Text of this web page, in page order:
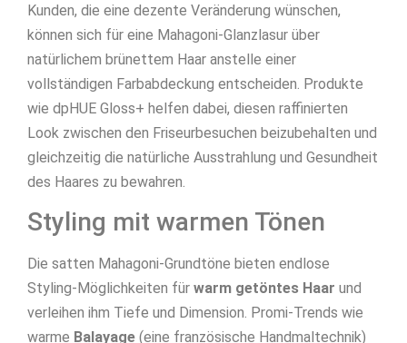
Kunden, die eine dezente Veränderung wünschen,
können sich für eine Mahagoni-Glanzlasur über
natürlichem brünettem Haar anstelle einer
vollständigen Farbabdeckung entscheiden. Produkte
wie dpHUE Gloss+ helfen dabei, diesen raffinierten
Look zwischen den Friseurbesuchen beizubehalten und
gleichzeitig die natürliche Ausstrahlung und Gesundheit
des Haares zu bewahren.
Styling mit warmen Tönen
Die satten Mahagoni-Grundtöne bieten endlose
Styling-Möglichkeiten für warm getöntes Haar und
verleihen ihm Tiefe und Dimension. Promi-Trends wie
warme Balayage (eine französische Handmaltechnik)